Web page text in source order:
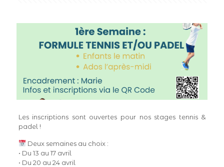
Les inscriptions sont ouvertes pour nos stages tennis &
padel !
Deux semaines au choix :
• Du 13 au 17 avril
• Du 20 au 24 avril